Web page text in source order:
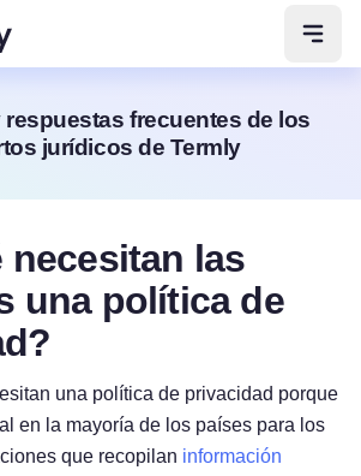
Abrir
respuestas frecuentes de los
jurídicos de Termly
necesitan las
una política de
una política de privacidad porque
en la mayoría de los países para los
que recopilan información